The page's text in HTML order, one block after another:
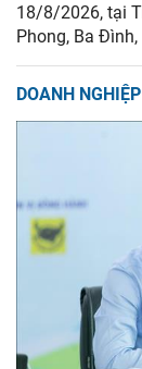
18/8/2026, tại
Phong, Ba Đình,
DOANH NGHIỆP